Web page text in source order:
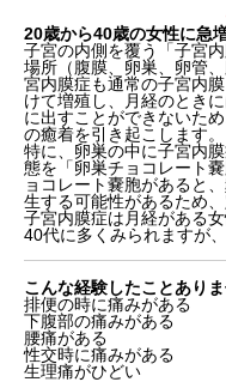
20歳から40歳の女性に急
子宮の内側を覆う「子宮
場所（腹膜、卵巣、卵管
宮内膜症も通常の子宮内
けて増殖し、月経のとき
に出すことができないた
の癒着を引き起こします。
特に、卵巣の中に子宮内
態を「卵巣チョコレート
ョコレート嚢胞があると
生する可能性があるため
子宮内膜症は月経がある
40代に多くみられますが
こんな経験したことあり
排便の時に痛みがある
下腹部の痛みがある
腰痛がある
性交時に痛みがある
生理痛がひどい